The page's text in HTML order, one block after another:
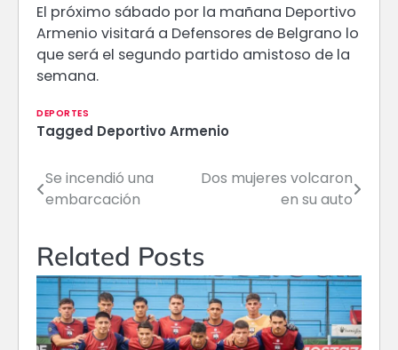
El próximo sábado por la mañana Deportivo
Armenio visitará a Defensores de Belgrano lo
que será el segundo partido amistoso de la
semana.
DEPORTES
Tagged Deportivo Armenio
Navegación
entradas
Se incendió una
embarcación
Dos mujeres volcaron
en su auto
Related Posts